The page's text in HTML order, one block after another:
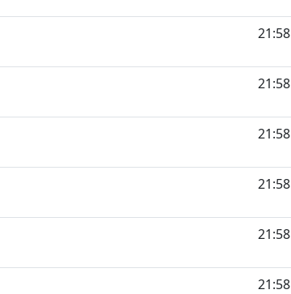
21:58
21:58
21:58
21:58
21:58
21:58